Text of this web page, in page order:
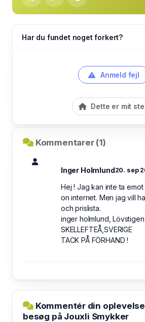
Har du fundet noget forkert?
Anmeld fejl
Dette er mit
Kommentarer (1)
Inger Holmlund20. sep
Hej ! Jag kan inte ta
on internet. Men jag vill
och prislista.
inger holmlund, Lövstigen
SKELLEFTEÅ,SVERIGE
TACK PÅ FÖRHAND !
Kommentér din
besøg på Jouxli Smykker